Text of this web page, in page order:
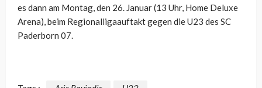
es dann am Montag,den 26. Januar(13 Uhr, Home Deluxe
Arena), beim Regionalligaauftakt gegen die U23 des SC
Paderborn 07.